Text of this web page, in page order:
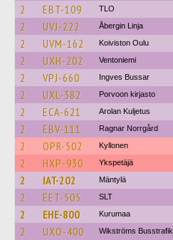
2 EBT-109 TLO
2 UVJ-222 Åbergin Linja
2 UVM-162 Koiviston Oulu
2 UXH-202 Ventoniemi
2 VPJ-660 Ingves Bussar
2 UXL-382 Porvoon kirjasto
2 ECA-621 Arolan Kuljetus
2 EBV-111 Ragnar Norrgård
2 OPR-502 Kyllonen
2 HXP-930 Ykspetäjä
2 IAT-202 Mäntylä
2 EET-505 SLT
2 EHE-800 Kurumaa
2 UXO-400 Wikströms Busstrafik